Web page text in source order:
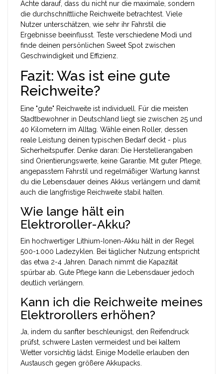
Achte darauf, dass du nicht nur die maximale, sondern
die durchschnittliche Reichweite betrachtest. Viele
Nutzer unterschätzen, wie sehr ihr Fahrstil die
Ergebnisse beeinflusst. Teste verschiedene Modi und
finde deinen persönlichen Sweet Spot zwischen
Geschwindigkeit und Effizienz.
Fazit: Was ist eine gute
Reichweite?
Eine "gute" Reichweite ist individuell. Für die meisten
Stadtbewohner in Deutschland liegt sie zwischen 25 und
40 Kilometern im Alltag. Wähle einen Roller, dessen
reale Leistung deinen typischen Bedarf deckt - plus
Sicherheitspuffer. Denke daran: Die Herstellerangaben
sind Orientierungswerte, keine Garantie. Mit guter Pflege,
angepasstem Fahrstil und regelmäßiger Wartung kannst
du die Lebensdauer deines Akkus verlängern und damit
auch die langfristige Reichweite stabil halten.
Wie lange hält ein
Elektroroller-Akku?
Ein hochwertiger Lithium-Ionen-Akku hält in der Regel
500-1.000 Ladezyklen. Bei täglicher Nutzung entspricht
das etwa 2-4 Jahren. Danach nimmt die Kapazität
spürbar ab. Gute Pflege kann die Lebensdauer jedoch
deutlich verlängern.
Kann ich die Reichweite meines
Elektrorollers erhöhen?
Ja, indem du sanfter beschleunigst, den Reifendruck
prüfst, schwere Lasten vermeidest und bei kaltem
Wetter vorsichtig lädst. Einige Modelle erlauben den
Austausch gegen größere Akkupacks.